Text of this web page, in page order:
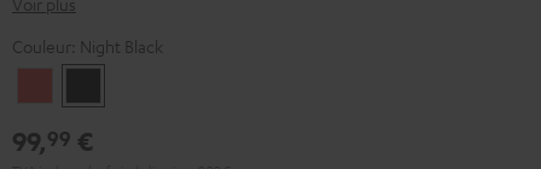
Couleur: Night Black
Red
Black
99,99 €